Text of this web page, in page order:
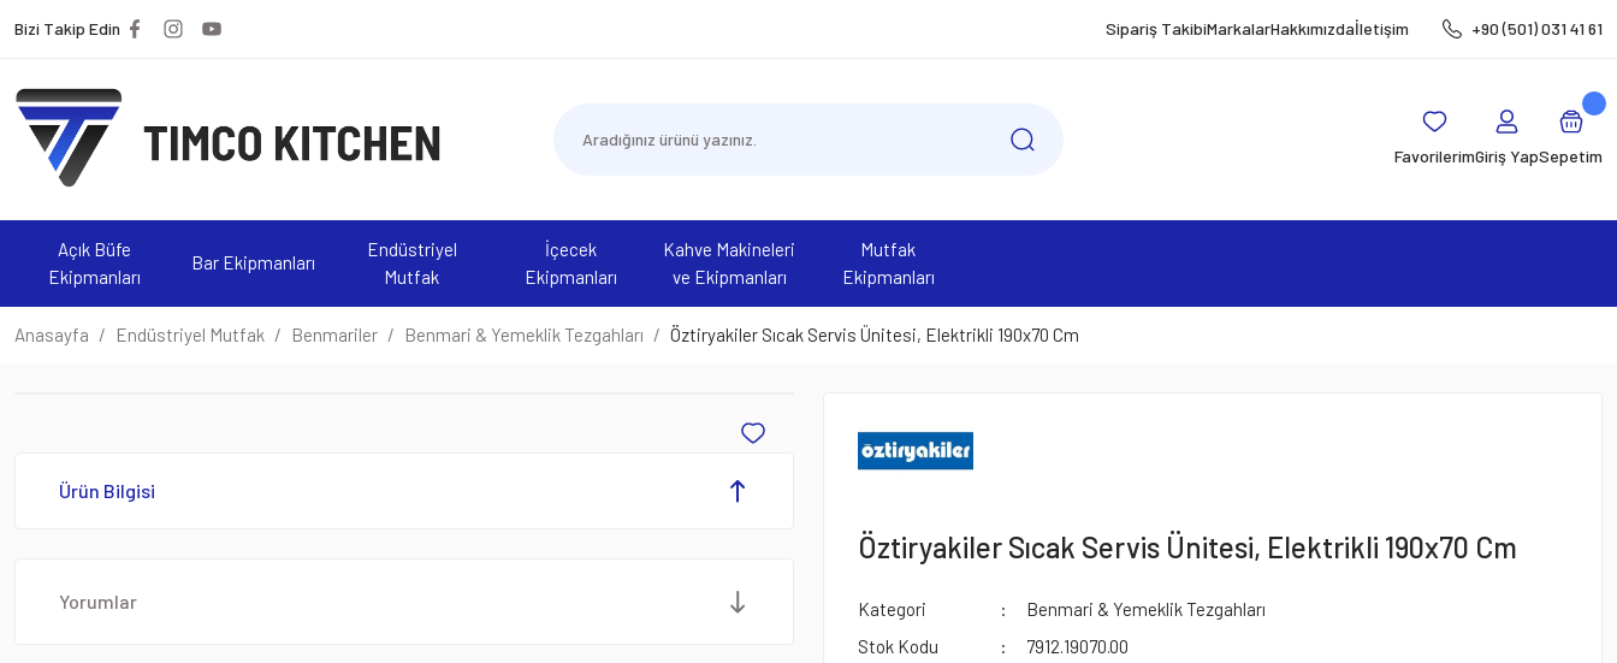
Bizi Takip Edin Sipariş TakibiMarkalarHakkımızdaİletişim +90 (501) 031 41 61
FavorilerimGiriş YapSepetim
Açık Büfe
Ekipmanları
Bar Ekipmanları
Endüstriyel
Mutfak
İçecek
Ekipmanları
Kahve Makineleri
ve Ekipmanları
Mutfak
Ekipmanları
Anasayfa Endüstriyel Mutfak Benmariler Benmari & Yemeklik Tezgahları Öztiryakiler Sıcak Servis Ünitesi, Elektrikli 190x70 Cm
Ürün Bilgisi
Yorumlar
Öztiryakiler Sıcak Servis Ünitesi, Elektrikli 190x70 Cm
Kategori
Benmari & Yemeklik Tezgahları
Stok Kodu
7912.19070.00